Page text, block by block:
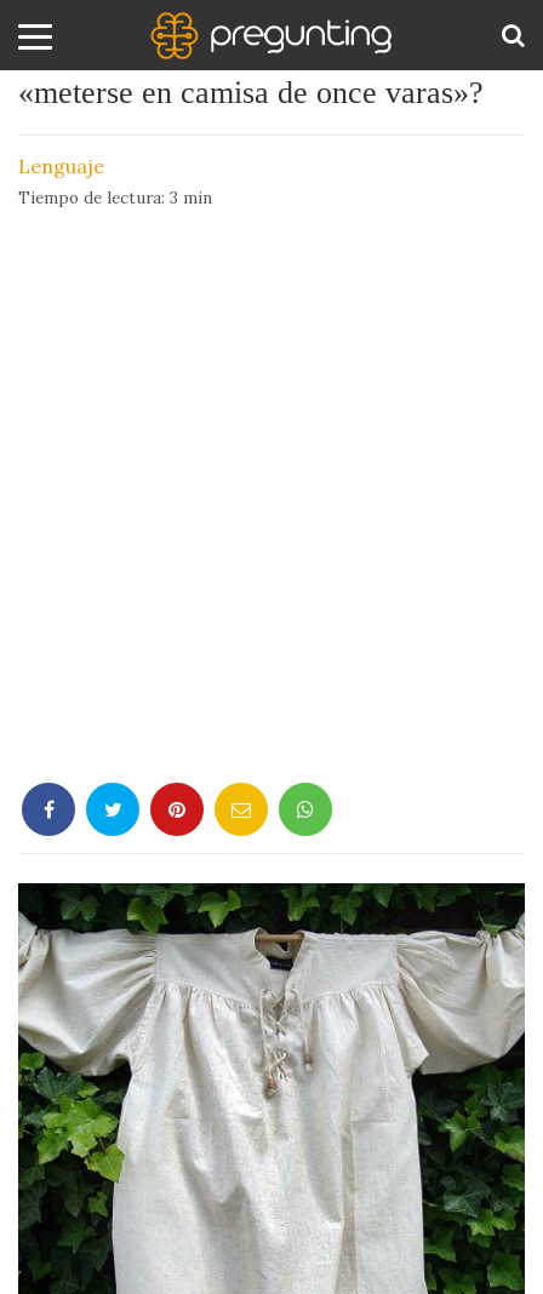
Amor
Sexo
Gastronomía
Lenguaje
Leyes
Literatura
Moda
y
Tendencias
Naturaleza
Psicología
¿Cuál es el origen de la expresión
«meterse en camisa de once varas»?
Lenguaje
Tiempo de lectura: 3 min